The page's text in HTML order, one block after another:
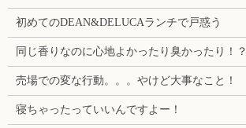
初めてのDEAN&DELUCAランチで戸惑う
同じ香りなのに心地よかったり臭かったり！？
売場での変な行動。。。やけど大事なこと！
寝ちゃったっていいんですよー！